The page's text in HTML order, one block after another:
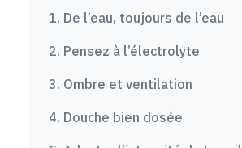
1. De l’eau, toujours de l’eau
2. Pensez à l’électrolyte
3. Ombre et ventilation
4. Douche bien dosée